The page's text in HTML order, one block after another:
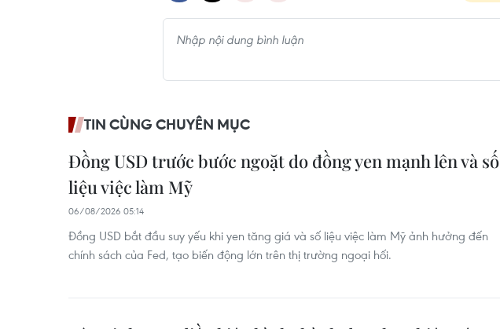
TIN CÙNG CHUYÊN MỤC
Đồng USD trước bước ngoặt do đồng yen mạnh lên và số
liệu việc làm Mỹ
06/08/2026 05:14
Đồng USD bắt đầu suy yếu khi yen tăng giá và số liệu việc làm Mỹ ảnh hưởng đến
chính sách của Fed, tạo biến động lớn trên thị trường ngoại hối.